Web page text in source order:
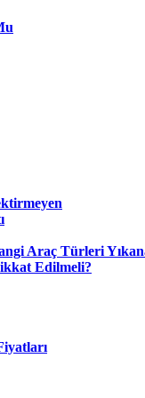
Araç Türleri
Edilmeli?